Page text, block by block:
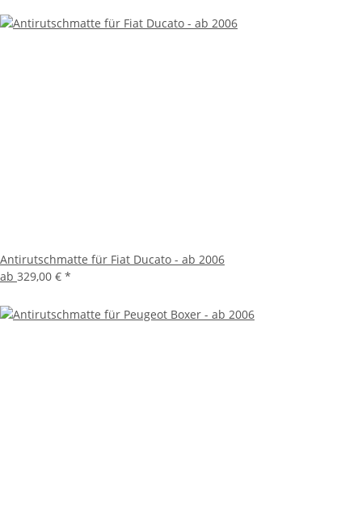
Antirutschmatte für Fiat Ducato - ab 2006
ab 329,00 € *